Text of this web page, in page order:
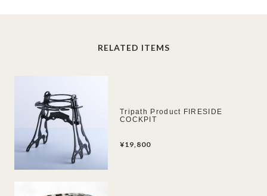
RELATED ITEMS
Tripath Product FIRESIDE
COCKPIT
¥19,800